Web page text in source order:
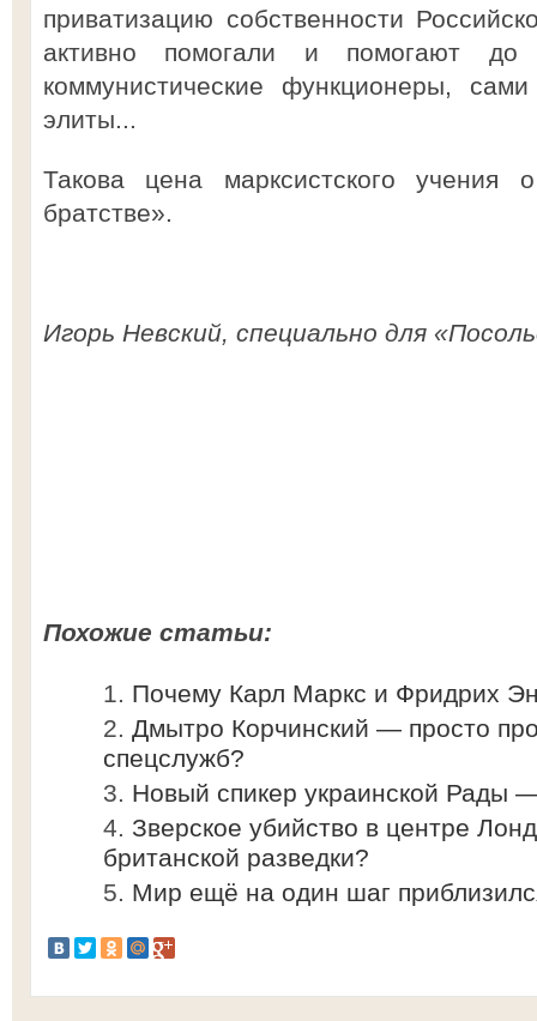
приватизацию собственности
активно помогали и помогают
коммунистические функционеры,
элиты...
Такова цена марксистского учения
братстве».
Игорь Невский, специально для
Похожие статьи:
Почему Карл Маркс и Фридрих
Дмытро Корчинский — просто
спецслужб?
Новый спикер украинской Рады
Зверское убийство в центре
британской разведки?
Мир ещё на один шаг